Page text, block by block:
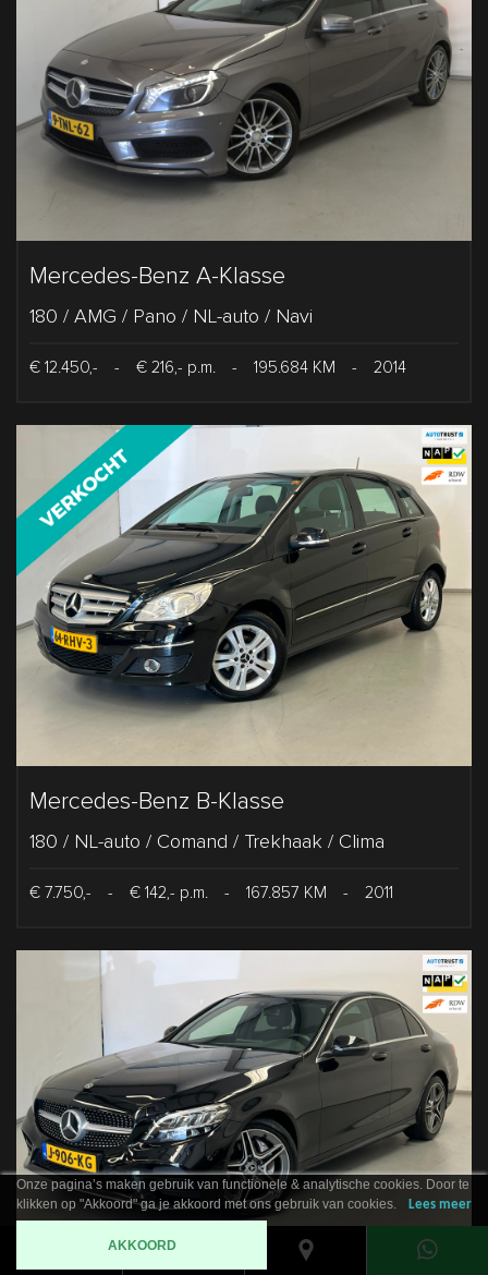
Mercedes-Benz A-Klasse
180 / AMG / Pano / NL-auto / Navi
€ 12.450,- - € 216,- p.m. - 195.684 KM - 2014
Mercedes-Benz B-Klasse
180 / NL-auto / Comand / Trekhaak / Clima
€ 7.750,- - € 142,- p.m. - 167.857 KM - 2011
Onze pagina’s maken gebruik van functionele & analytische cookies. Door te
klikken op "Akkoord" ga je akkoord met ons gebruik van cookies.
Lees meer
AKKOORD